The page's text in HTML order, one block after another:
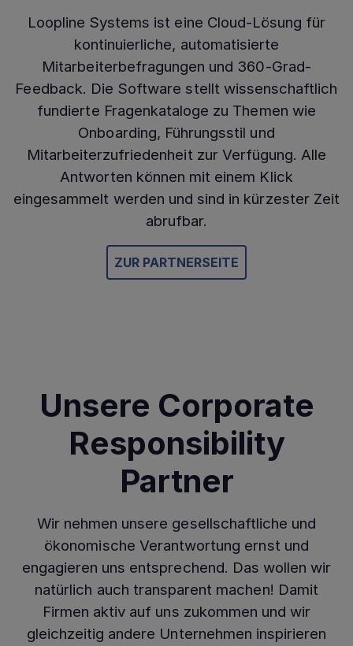
Loopline Systems ist eine Cloud-Lösung für
kontinuierliche, automatisierte
Mitarbeiterbefragungen und 360-Grad-
Feedback. Die Software stellt wissenschaftlich
fundierte Fragenkataloge zu Themen wie
Onboarding, Führungsstil und
Mitarbeiterzufriedenheit zur Verfügung. Alle
Antworten können mit einem Klick
eingesammelt werden und sind in kürzester Zeit
abrufbar.
ZUR PARTNERSEITE
Unsere Corporate
Responsibility
Partner
Wir nehmen unsere gesellschaftliche und
ökonomische Verantwortung ernst und
engagieren uns entsprechend. Das wollen wir
natürlich auch transparent machen! Damit
Firmen aktiv auf uns zukommen und wir
gleichzeitig andere Unternehmen inspirieren